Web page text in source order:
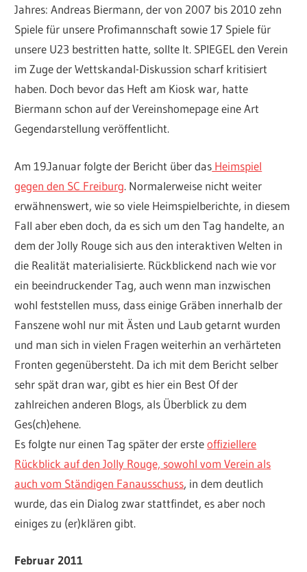
Jahres: Andreas Biermann, der von 2007 bis 2010 zehn
Spiele für unsere Profimannschaft sowie 17 Spiele für
unsere U23 bestritten hatte, sollte lt. SPIEGEL den Verein
im Zuge der Wettskandal-Diskussion scharf kritisiert
haben. Doch bevor das Heft am Kiosk war, hatte
Biermann schon auf der Vereinshomepage eine Art
Gegendarstellung veröffentlicht.
Am 19.Januar folgte der Bericht über das Heimspiel
gegen den SC Freiburg. Normalerweise nicht weiter
erwähnenswert, wie so viele Heimspielberichte, in diesem
Fall aber eben doch, da es sich um den Tag handelte, an
dem der Jolly Rouge sich aus den interaktiven Welten in
die Realität materialisierte. Rückblickend nach wie vor
ein beeindruckender Tag, auch wenn man inzwischen
wohl feststellen muss, dass einige Gräben innerhalb der
Fanszene wohl nur mit Ästen und Laub getarnt wurden
und man sich in vielen Fragen weiterhin an verhärteten
Fronten gegenübersteht. Da ich mit dem Bericht selber
sehr spät dran war, gibt es hier ein Best Of der
zahlreichen anderen Blogs, als Überblick zu dem
Ges(ch)ehene.
Es folgte nur einen Tag später der ersteoffiziellere
Rückblick auf den Jolly Rouge, sowohl vom Verein als
auch vom Ständigen Fanausschuss, in dem deutlich
wurde, das ein Dialog zwar stattfindet, es aber noch
einiges zu (er)klären gibt.
Februar 2011